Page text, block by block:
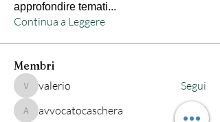
approfondire temati...
Continua a Leggere
Membri
valeriovalerio Segui
avvocatocaschera
avvocatocaschera Segui